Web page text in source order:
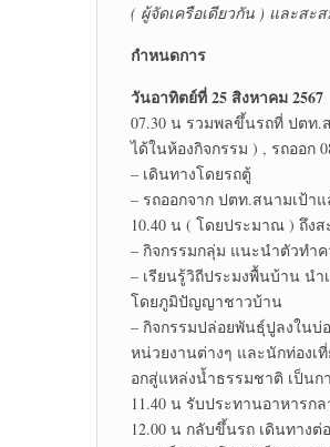
( ผู้จัดเครือเดียวกัน ) และสะ
กำหนดการ
วันอาทิตย์ที่ 25 สิงหาคม 2567
07.30 น รวมพลขึ้นรถที่ ปตท.
ได้ในห้องกิจกรรม ) , รถออก
– เดินทางโดยรถตู้
– รถออกจาก ปตท.สนามเป้า
10.40 น ( โดยประมาณ ) ถึง
– กิจกรรมกลุ่ม แนะนำตัวทำ
– เรียนรู้วิถีประมงพื้นบ้าน นำ
โดยภูมิปัญญาชาวบ้าน
– กิจกรรมปล่อยพันธุ์ปูลงในบ่
หน่วยงานต่างๆ และนักท่องเ
อกสู่แหล่งน้ำธรรมชาติ เป็นก
11.40 น รับประทานอาหารก
12.00 น กลับขึ้นรถ เดินทาง